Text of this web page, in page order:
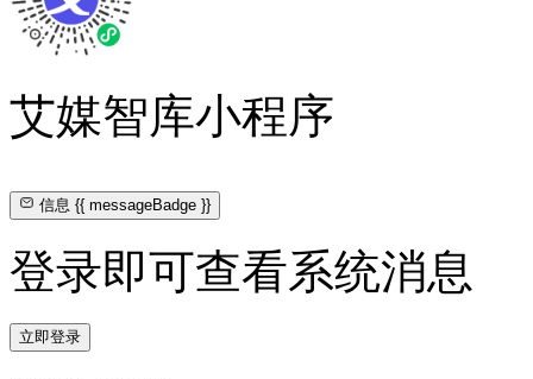
艾媒智库小程序
信息{{ messageBadge }}
登录即可查看系统消息
立即登录